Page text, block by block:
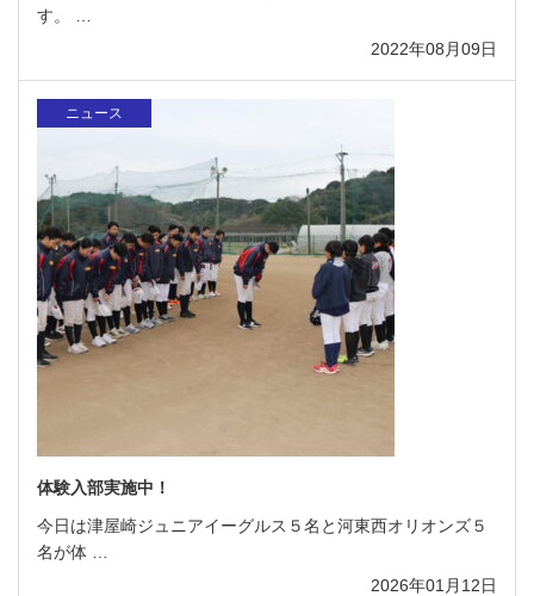
す。 …
2022年08月09日
ニュース
体験入部実施中！
今日は津屋崎ジュニアイーグルス５名と河東西オリオンズ５
名が体 …
2026年01月12日